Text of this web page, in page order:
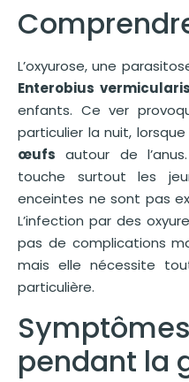
L’oxyurose, une
Enterobius
enfants. Ce ver
particulier la nuit,
œufs autour de
touche surtout les
enceintes ne sont pas
L’infection par des
pas de complications
mais elle nécessite
particulière.
pendant la